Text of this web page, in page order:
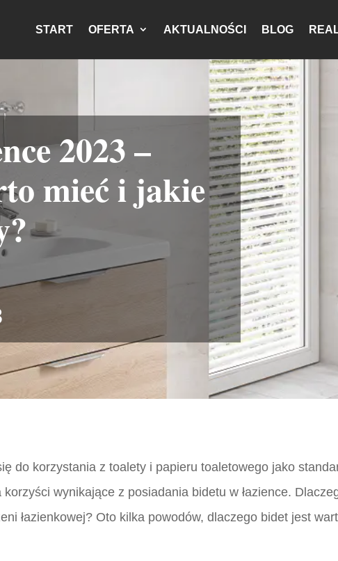
START OFERTA AKTUALNOŚCI BLOG
2023 –
mieć i jakie
do korzystania z toalety i papieru toaletowego jako
wynikające z posiadania bidetu w łazience.
łazienkowej? Oto kilka powodów, dlaczego bidet jest